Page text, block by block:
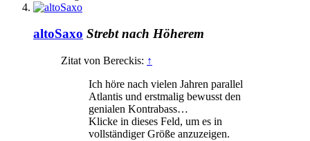
altoSaxo Strebt nach Höherem
Zitat von Bereckis: ↑
Ich höre nach vielen Jahren parallel
Atlantis und erstmalig bewusst den
genialen Kontrabass…
Klicke in dieses Feld, um es in
vollständiger Größe anzuzeigen.